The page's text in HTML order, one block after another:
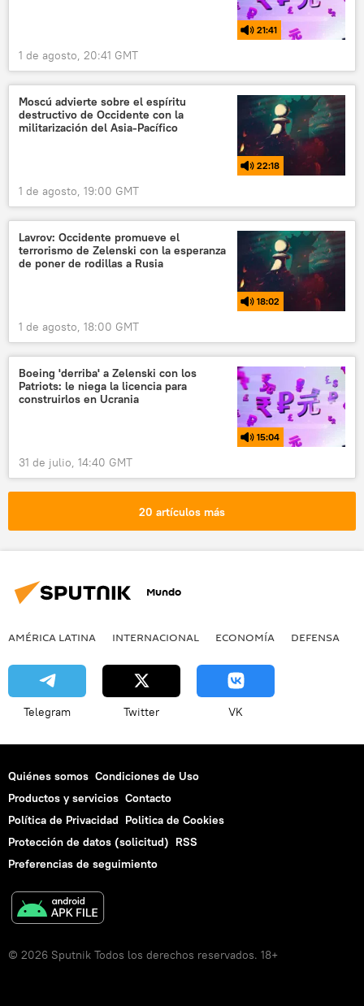
21:41
1 de agosto, 20:41 GMT
Moscú advierte sobre el espíritu
destructivo de Occidente con la
militarización del Asia-Pacífico
22:18
1 de agosto, 19:00 GMT
Lavrov: Occidente promueve el
terrorismo de Zelenski con la esperanza
de poner de rodillas a Rusia
18:02
1 de agosto, 18:00 GMT
Boeing 'derriba' a Zelenski con los
Patriots: le niega la licencia para
construirlos en Ucrania
15:04
31 de julio, 14:40 GMT
20 artículos más
Mundo
AMÉRICA LATINA INTERNACIONAL ECONOMÍA DEFENSA
Telegram Twitter VK
Quiénes somos Condiciones de Uso
Productos y servicios Contacto
Política de Privacidad Politica de Cookies
Protección de datos (solicitud) RSS
Preferencias de seguimiento
© 2026 Sputnik Todos los derechos reservados. 18+